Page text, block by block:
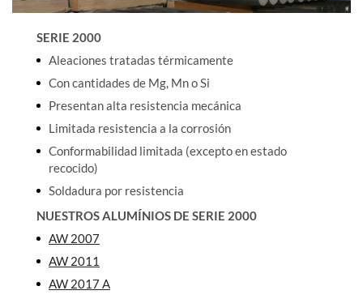
SERIE 2000
Aleaciones tratadas térmicamente
Con cantidades de Mg, Mn o Si
Presentan alta resistencia mecánica
Limitada resistencia a la corrosión
Conformabilidad limitada (excepto en estado
recocido)
Soldadura por resistencia
NUESTROS ALUMÍNIOS DE SERIE 2000
AW 2007
AW 2011
AW 2017 A